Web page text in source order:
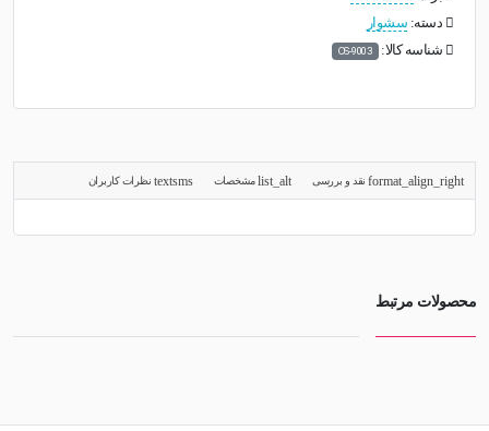
دسته: سشوار
شناسه کالا: OS-9003
نقد و بررسی مشخصات نظرات کاربران
محصولات مرتبط